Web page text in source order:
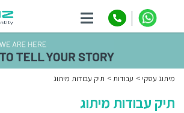
מיתוג עסקי עבודות תיק עבודות מיתוג
תיק עבודות מיתוג